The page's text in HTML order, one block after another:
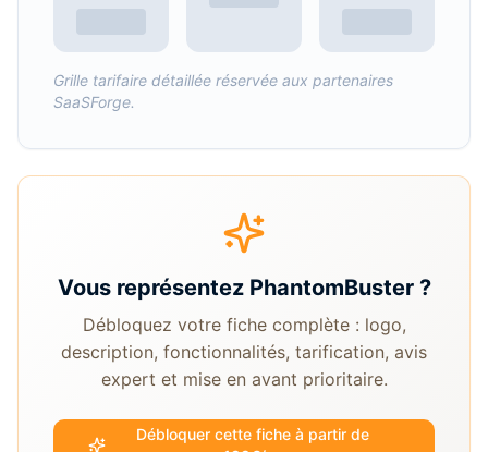
Grille tarifaire détaillée réservée aux partenaires
SaaSForge.
Vous représentez PhantomBuster?
Débloquez votre fiche complète : logo,
description, fonctionnalités, tarification, avis
expert et mise en avant prioritaire.
Débloquer cette fiche à partir de